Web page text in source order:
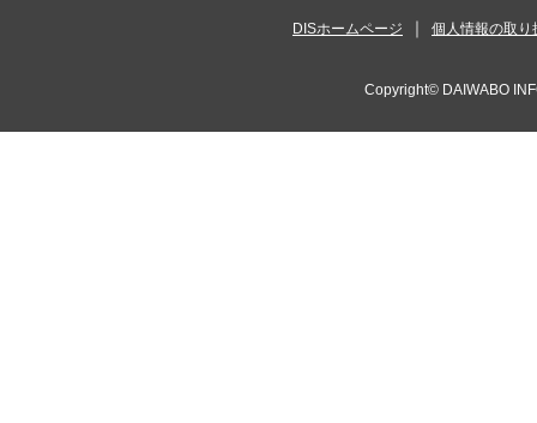
DISホームページ 個人情報の取り
Copyright© DAIWABO